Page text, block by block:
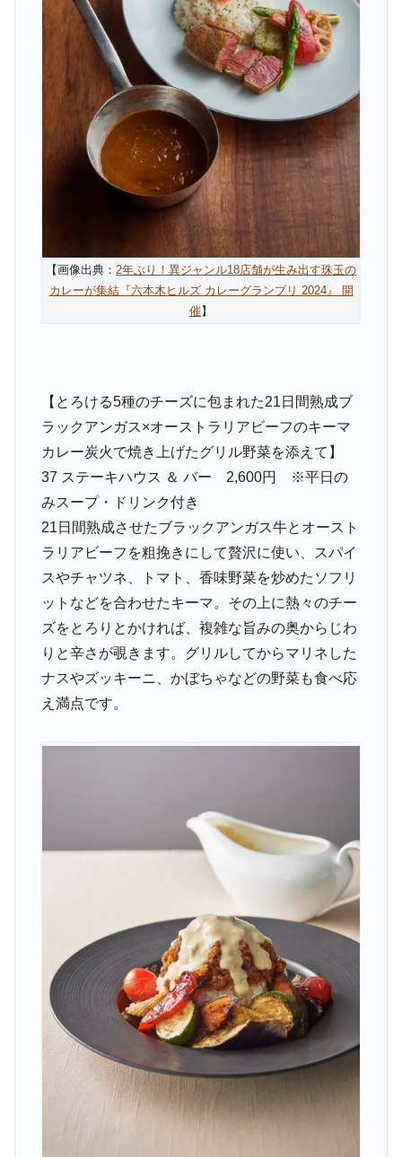
【画像出典： 2年ぶり！異ジャンル18店舗が生み出す珠玉の
カレーが集結『六本木ヒルズ カレーグランプリ 2024』 開
催】
【とろける5種のチーズに包まれた21日間熟成ブ
ラックアンガス×オーストラリアビーフのキーマ
カレー炭火で焼き上げたグリル野菜を添えて】
37 ステーキハウス ＆ バー 2,600円 ※平日の
みスープ・ドリンク付き
21日間熟成させたブラックアンガス牛とオースト
ラリアビーフを粗挽きにして贅沢に使い、スパイ
スやチャツネ、トマト、香味野菜を炒めたソフリ
ットなどを合わせたキーマ。その上に熱々のチー
ズをとろりとかければ、複雑な旨みの奥からじわ
りと辛さが覗きます。グリルしてからマリネした
ナスやズッキーニ、かぼちゃなどの野菜も食べ応
え満点です。